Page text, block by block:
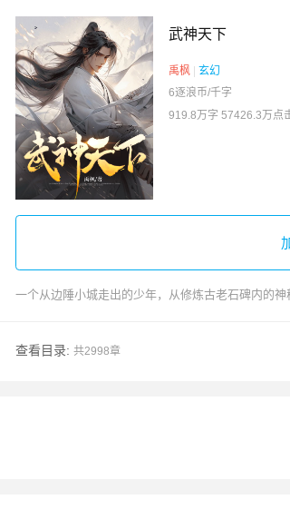
武神天下
禹枫 | 玄幻
6逐浪币/千字
919.8万字 57426.3万点
一个从边陲小城走出的少年，从修炼古老石碑内的
查看目录: 共2998章